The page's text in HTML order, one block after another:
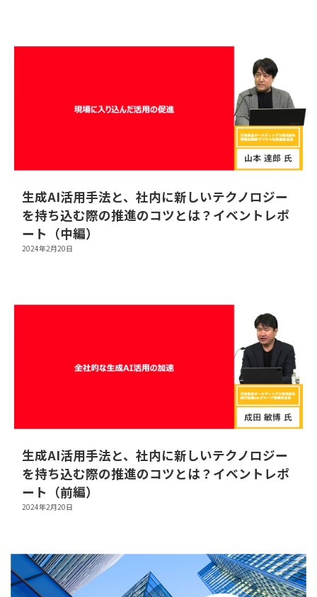
生成AI活用手法と、社内に新しいテクノロジー
を持ち込む際の推進のコツとは？イベントレポ
ート（中編）
2024年2月20日
生成AI活用手法と、社内に新しいテクノロジー
を持ち込む際の推進のコツとは？イベントレポ
ート（前編）
2024年2月20日